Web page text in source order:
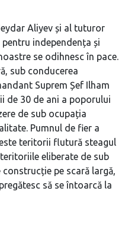
Aliyev și al tuturor
independența și
se odihnesc în pace.
sub conducerea
Suprem Șef Ilham
de 30 de ani a poporului
de sub ocupația
Pumnul de fier a
teritorii flutură steagul
eliberate de sub
pe scară largă,
să se întoarcă la